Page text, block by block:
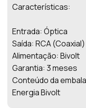
Características:
Entrada: Óptica
Saída: RCA (Coaxial)
Alimentação: Bivolt
Garantia: 3 meses
Conteúdo da
Energia Bivolt